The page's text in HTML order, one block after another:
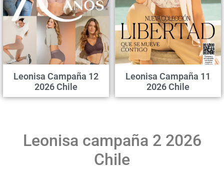
Leonisa Campaña 12
2026 Chile
Leonisa Campaña 11
2026 Chile
Leonisa campaña 2 2026
Chile